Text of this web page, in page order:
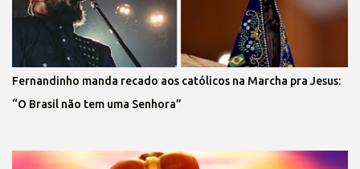
Fernandinho manda recado aos católicos na Marcha pra Jesus:
“O Brasil não tem uma Senhora”